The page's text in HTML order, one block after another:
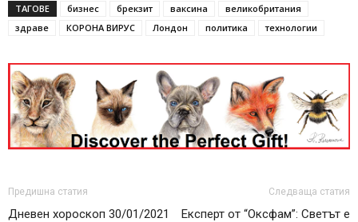
ТАГОВЕ бизнес брекзит ваксина
великобритания
здраве
КОРОНА ВИРУС Лондон политика технологии
Предишна статия
Дневен хороскоп 30/01/2021
Следваща статия
Експерт от “Оксфам”: Светът е